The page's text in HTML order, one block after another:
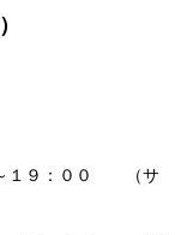
：００ （サ